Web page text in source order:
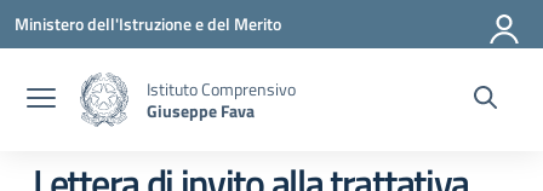
Vai ai contenuti
Vai al menu di navigazione
Vai al footer
Ministero dell'Istruzione e del Merito
Istituto Comprensivo
Giuseppe Fava